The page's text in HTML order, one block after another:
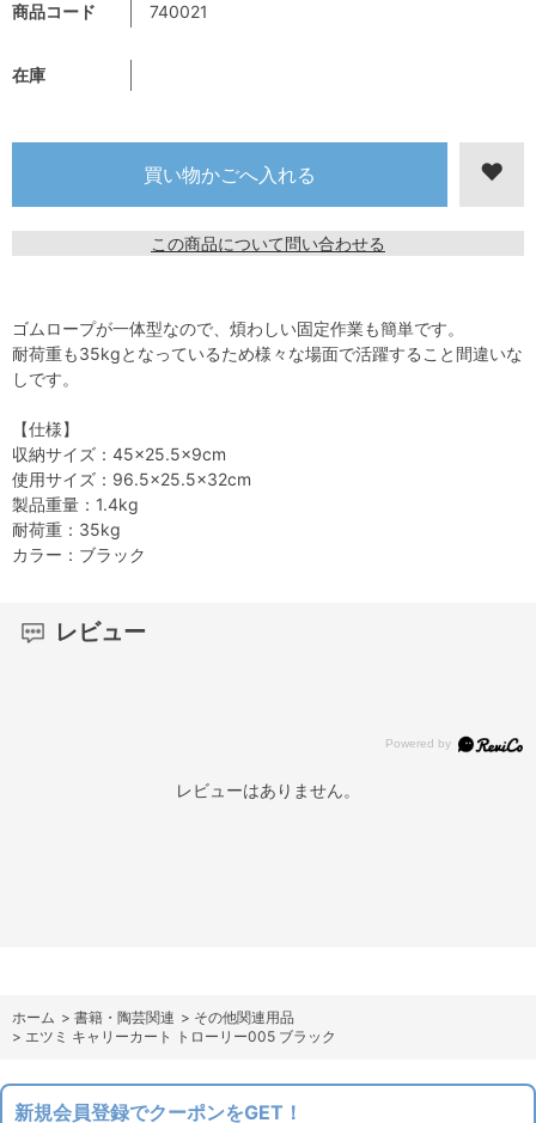
商品コード 740021
在庫
この商品について問い合わせる
ゴムロープが一体型なので、煩わしい固定作業も簡単です。
耐荷重も35kgとなっているため様々な場面で活躍すること間違いな
しです。
【仕様】
収納サイズ：45×25.5×9cm
使用サイズ：96.5×25.5×32cm
製品重量：1.4kg
耐荷重：35kg
カラー：ブラック
レビュー
レビューはありません。
ホーム > 書籍・陶芸関連 > その他関連用品
> エツミ キャリーカート トローリー005 ブラック
新規会員登録でクーポンをGET！